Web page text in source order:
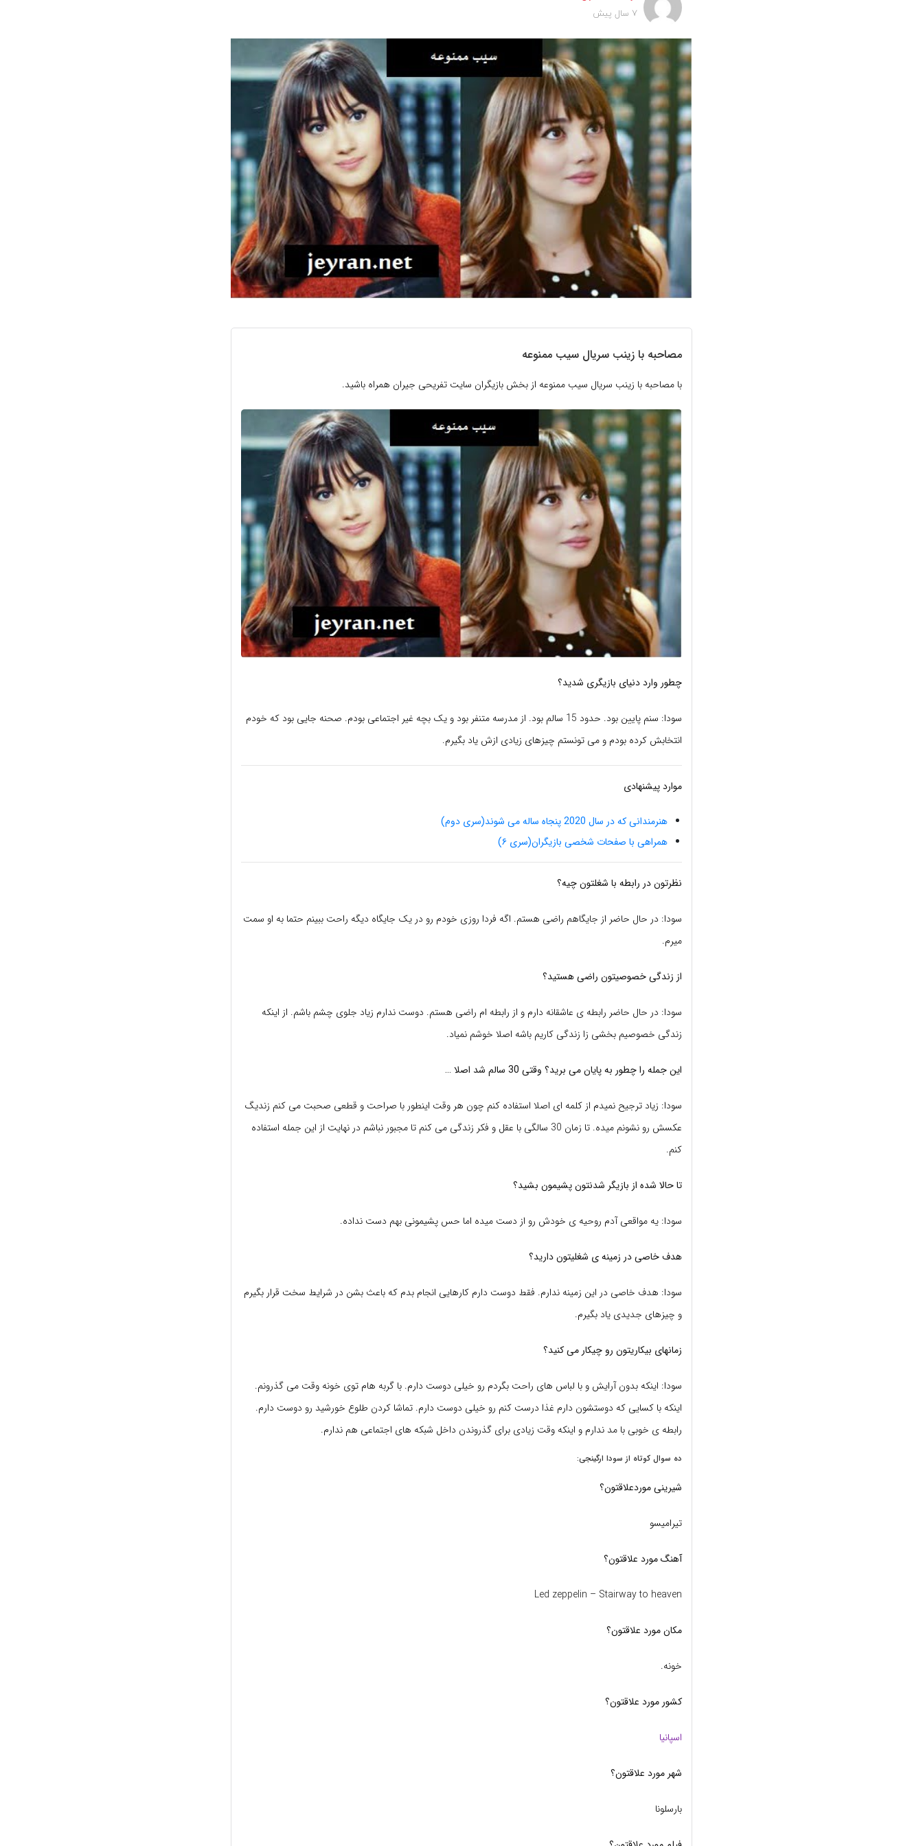
7 سال پیش
مصاحبه با زینب سریال سیب ممنوعه
با مصاحبه با زینب سریال سیب ممنوعه از بخش بازیگران سایت تفریحی جیران همراه باشید.
چطور وارد دنیای بازیگری شدید؟
سودا: سنم پایین بود. حدود 15 سالم بود. از مدرسه متنفر بود و یک بچه غیر اجتماعی بودم. صحنه جایی بود که خودم
انتخابش کرده بودم و می تونستم چیزهای زیادی ازش یاد بگیرم.
موارد پیشنهادی
هنرمندانی که در سال 2020 پنجاه ساله می شوند(سری دوم)
همراهی با صفحات شخصی بازیگران(سری ۶)
نظرتون در رابطه با شغلتون چیه؟
سودا: در حال حاضر از جایگاهم راضی هستم. اگه فردا روزی خودم رو در یک جایگاه دیگه راحت ببینم حتما به او سمت
میرم.
از زندگی خصوصیتون راضی هستید؟
سودا: در حال حاضر رابطه ی عاشقانه دارم و از رابطه ام راضی هستم. دوست ندارم زیاد جلوی چشم باشم. از اینکه
زندگی خصوصیم بخشی زا زندگی کاریم باشه اصلا خوشم نمیاد.
این جمله را چطور به پایان می برید؟ وقتی 30 سالم شد اصلا …
سودا: زیاد ترجیح نمیدم از کلمه ای اصلا استفاده کنم چون هر وقت اینطور با صراحت و قطعی صحبت می کنم زندیگ
عکسش رو نشونم میده. تا زمان 30 سالگی با عقل و فکر زندگی می کنم تا مجبور نباشم در نهایت از این جمله استفاده
کنم.
تا حالا شده از بازیگر شدنتون پشیمون بشید؟
سودا: یه مواقعی آدم روحیه ی خودش رو از دست میده اما حس پشیمونی بهم دست نداده.
هدف خاصی در زمینه ی شغلیتون دارید؟
سودا: هدف خاصی در این زمینه ندارم. فقط دوست دارم کارهایی انجام بدم که باعث بشن در شرایط سخت قرار بگیرم
و چیزهای جدیدی یاد بگیرم.
زمانهای بیکاریتون رو چیکار می کنید؟
سودا: اینکه بدون آرایش و با لباس های راحت بگردم رو خیلی دوست دارم. با گربه هام توی خونه وقت می گذرونم.
اینکه با کسایی که دوستشون دارم غذا درست کنم رو خیلی دوست دارم. تماشا کردن طلوع خورشید رو دوست دارم.
رابطه ی خوبی با مد ندارم و اینکه وقت زیادی برای گذروندن داخل شبکه های اجتماعی هم ندارم.
ده سوال کوتاه از سودا ارگینجی:
شیرینی موردعلاقتون؟
تیرامیسو
آهنگ مورد علاقتون؟
Led zeppelin – Stairway to heaven
مکان مورد علاقتون؟
خونه.
کشور مورد علاقتون؟
اسپانیا
شهر مورد علاقتون؟
بارسلونا